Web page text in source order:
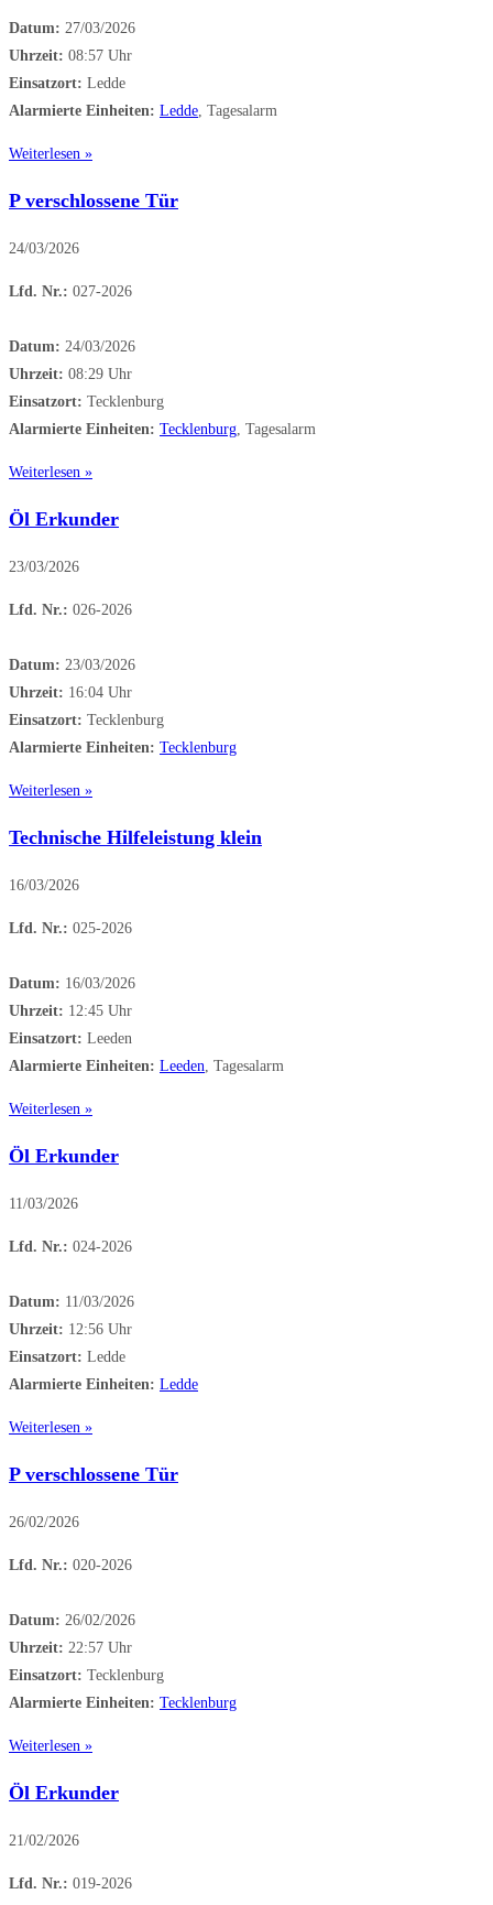
Datum: 27/03/2026
Uhrzeit: 08:57 Uhr
Einsatzort: Ledde
Alarmierte Einheiten: Ledde, Tagesalarm
Weiterlesen »
P verschlossene Tür
24/03/2026
Lfd. Nr.: 027-2026
Datum: 24/03/2026
Uhrzeit: 08:29 Uhr
Einsatzort: Tecklenburg
Alarmierte Einheiten: Tecklenburg, Tagesalarm
Weiterlesen »
Öl Erkunder
23/03/2026
Lfd. Nr.: 026-2026
Datum: 23/03/2026
Uhrzeit: 16:04 Uhr
Einsatzort: Tecklenburg
Alarmierte Einheiten: Tecklenburg
Weiterlesen »
Technische Hilfeleistung klein
16/03/2026
Lfd. Nr.: 025-2026
Datum: 16/03/2026
Uhrzeit: 12:45 Uhr
Einsatzort: Leeden
Alarmierte Einheiten: Leeden, Tagesalarm
Weiterlesen »
Öl Erkunder
11/03/2026
Lfd. Nr.: 024-2026
Datum: 11/03/2026
Uhrzeit: 12:56 Uhr
Einsatzort: Ledde
Alarmierte Einheiten: Ledde
Weiterlesen »
P verschlossene Tür
26/02/2026
Lfd. Nr.: 020-2026
Datum: 26/02/2026
Uhrzeit: 22:57 Uhr
Einsatzort: Tecklenburg
Alarmierte Einheiten: Tecklenburg
Weiterlesen »
Öl Erkunder
21/02/2026
Lfd. Nr.: 019-2026